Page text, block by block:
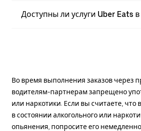
Доступны ли услуги Uber Eats
Во время выполнения заказов через
водителям-партнерам запрещено
или наркотики. Если вы считаете, что
в состоянии алкогольного или
опьянения, попросите его немедленно